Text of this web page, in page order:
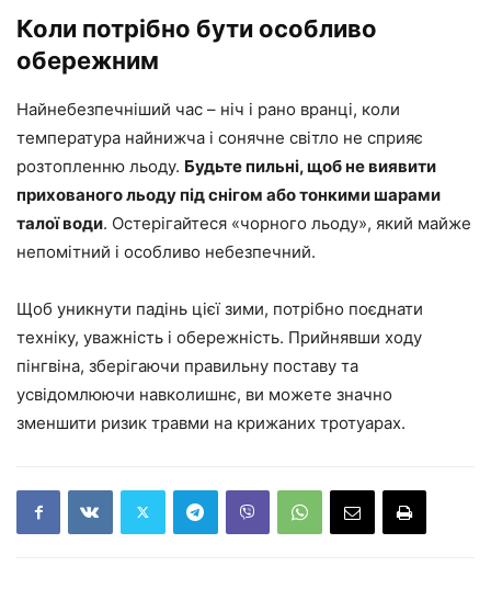
Коли потрібно бути особливо
обережним
Найнебезпечніший час – ніч і рано вранці, коли
температура найнижча і сонячне світло не сприяє
розтопленню льоду. Будьте пильні, щоб не виявити
прихованого льоду під снігом або тонкими шарами
талої води. Остерігайтеся «чорного льоду», який майже
непомітний і особливо небезпечний.
Щоб уникнути падінь цієї зими, потрібно поєднати
техніку, уважність і обережність. Прийнявши ходу
пінгвіна, зберігаючи правильну поставу та
усвідомлюючи навколишнє, ви можете значно
зменшити ризик травми на крижаних тротуарах.